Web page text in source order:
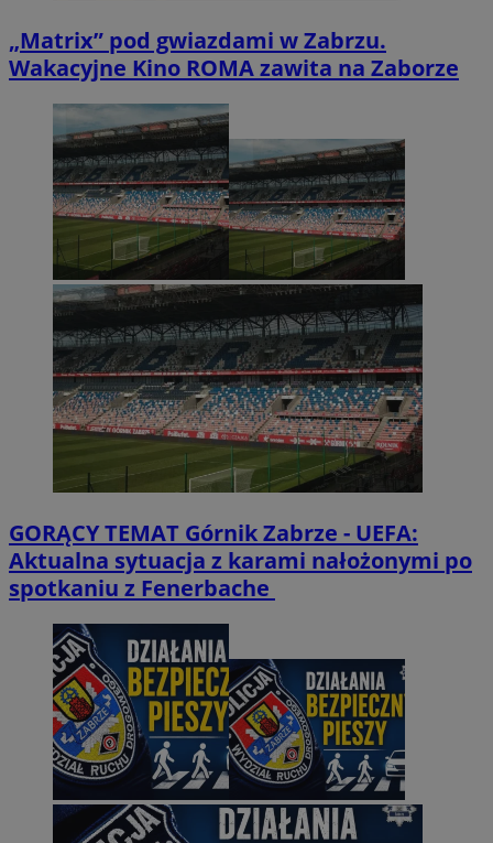
„Matrix” pod gwiazdami w Zabrzu.
Wakacyjne Kino ROMA zawita na Zaborze
GORĄCY TEMAT Górnik Zabrze - UEFA:
Aktualna sytuacja z karami nałożonymi po
spotkaniu z Fenerbache